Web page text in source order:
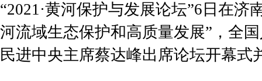
“2021·黄河保护与发展论坛”6日在济
河流域生态保护和高质量发展”，全
民进中央主席蔡达峰出席论坛开幕式